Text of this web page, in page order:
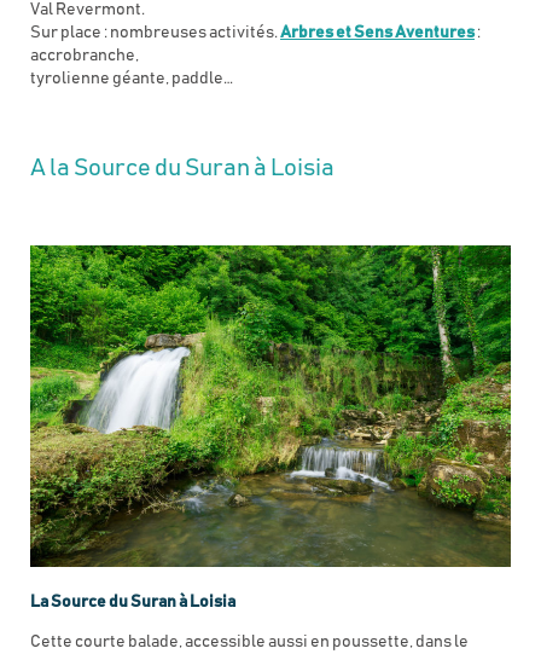
Val Revermont.
Sur place : nombreuses activités.Arbres et Sens Aventures :
accrobranche,
tyrolienne géante, paddle…
A la Source du Suran à Loisia
La Source du Suran à Loisia
Cette courte balade, accessible aussi en poussette, dans le